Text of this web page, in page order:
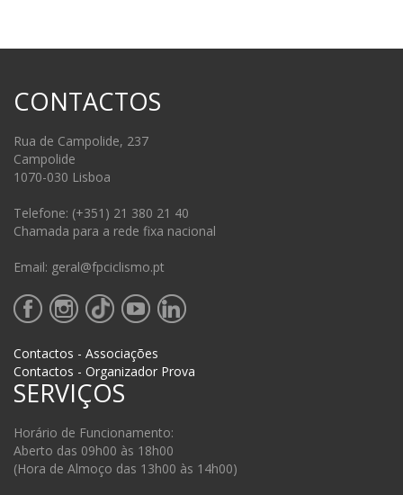
CONTACTOS
Rua de Campolide, 237
Campolide
1070-030 Lisboa
Telefone: (+351) 21 380 21 40
Chamada para a rede fixa nacional
Email: geral@fpciclismo.pt
Contactos - Associações
Contactos - Organizador Prova
SERVIÇOS
Horário de Funcionamento:
Aberto das 09h00 às 18h00
(Hora de Almoço das 13h00 às 14h00)